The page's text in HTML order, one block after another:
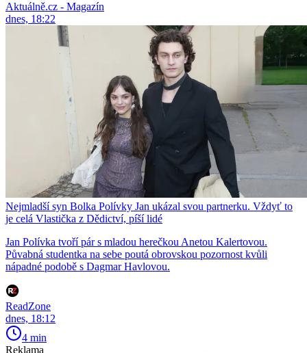
Aktuálně.cz - Magazín
dnes, 18:22
Nejmladší syn Bolka Polívky Jan ukázal svou partnerku. Vždyť to
je celá Vlastička z Dědictví, píší lidé
Jan Polívka tvoří pár s mladou herečkou Anetou Kalertovou.
Půvabná studentka na sebe poutá obrovskou pozornost kvůli
nápadné podobě s Dagmar Havlovou.
ReadZone
dnes, 18:12
4 min
Reklama